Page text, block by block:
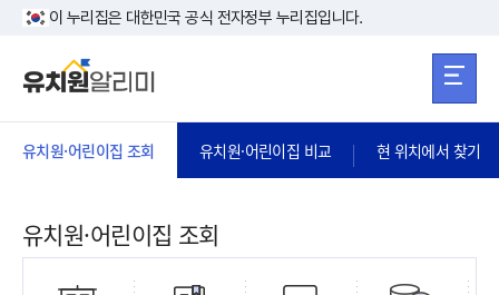
본문 바로가기
이 누리집은 대한민국 공식 전자정부 누리집입니다.
유치원·어린이집 조회 유치원·어린이집 비교 현 위치에서 찾기
유치원·어린이집 조회